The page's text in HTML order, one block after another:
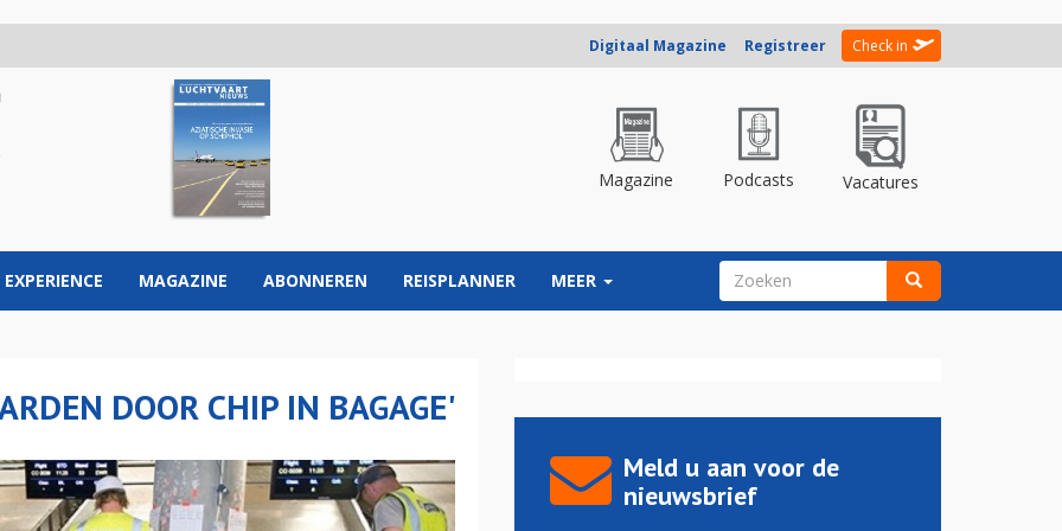
Digitaal Magazine Registreer Check in
Magazine Podcasts Vacatures
EXPERIENCE MAGAZINE ABONNEREN REISPLANNER MEER ZOEKVELD
DOOR CHIP IN BAGAGE'
Meld u aan voor de
nieuwsbrief